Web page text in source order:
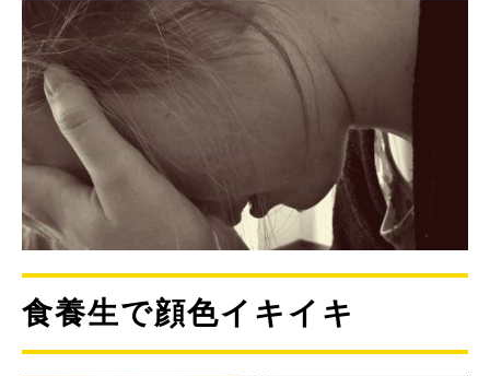
食養生で顔色イキイキ